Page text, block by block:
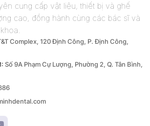
cung cấp vật liệu, thiết bị và ghế
cao, đồng hành cùng các bác sĩ và
Complex, 120 Định Công, P. Định Công,
Số 9A Phạm Cự Lượng, Phường 2, Q. Tân Bình,